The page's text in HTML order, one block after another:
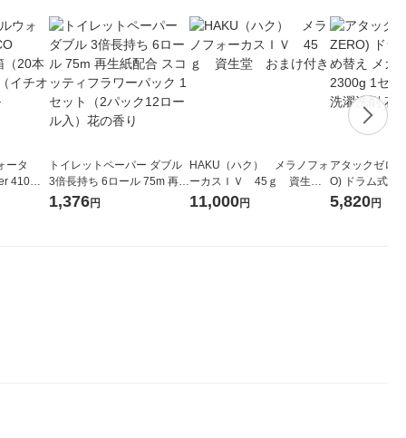
ータ
410ml
レス
ナル
トイレットペーパー ダブル
3倍長持ち 6ロール 75m 再生
紙配合 スコッティフラワー
パック 1セット（2パック12
1,376円
HAKU（ハク） メラノフォ
ーカスＩＶ 45ｇ 資生
堂 おまけ付き
11,000円
アタックゼロ
O) ドラム式専
ガジャンボ
（2個入) 洗濯
5,820円